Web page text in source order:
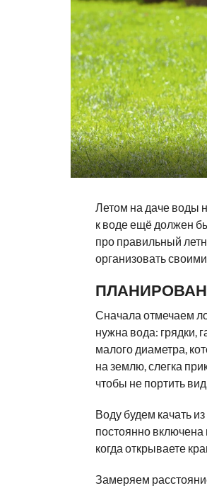
Летом на даче воды
к воде ещё должен
про правильный
организовать
Сначала отмечаем
нужна вода: грядки,
малого диаметра,
на землю, слегка
чтобы не портить
Воду будем качать
постоянно включена
когда открываете
Замеряем